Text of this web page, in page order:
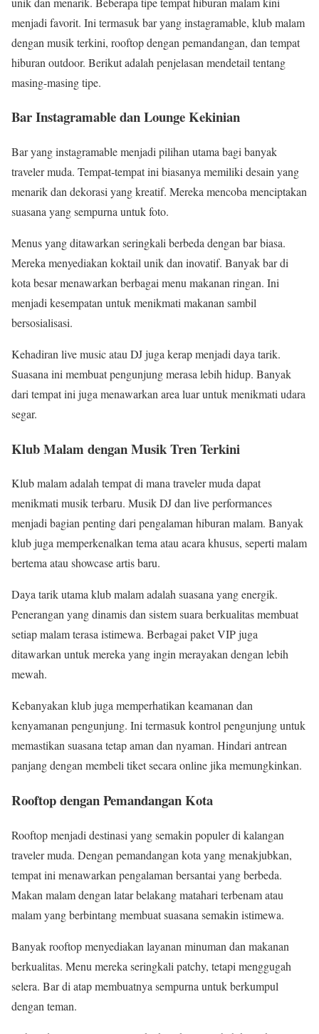
menjadi favorit. Ini termasuk bar yang instagramable, klub malam
dengan musik terkini, rooftop dengan pemandangan, dan tempat
hiburan outdoor. Berikut adalah penjelasan mendetail tentang
masing-masing tipe.
Bar Instagramable dan Lounge Kekinian
Bar yang instagramable menjadi pilihan utama bagi banyak
traveler muda. Tempat-tempat ini biasanya memiliki desain yang
menarik dan dekorasi yang kreatif. Mereka mencoba menciptakan
suasana yang sempurna untuk foto.
Menus yang ditawarkan seringkali berbeda dengan bar biasa.
Mereka menyediakan koktail unik dan inovatif. Banyak bar di
kota besar menawarkan berbagai menu makanan ringan. Ini
menjadi kesempatan untuk menikmati makanan sambil
bersosialisasi.
Kehadiran live music atau DJ juga kerap menjadi daya tarik.
Suasana ini membuat pengunjung merasa lebih hidup. Banyak
dari tempat ini juga menawarkan area luar untuk menikmati udara
segar.
Klub Malam dengan Musik Tren Terkini
Klub malam adalah tempat di mana traveler muda dapat
menikmati musik terbaru. Musik DJ dan live performances
menjadi bagian penting dari pengalaman hiburan malam. Banyak
klub juga memperkenalkan tema atau acara khusus, seperti malam
bertema atau showcase artis baru.
Daya tarik utama klub malam adalah suasana yang energik.
Penerangan yang dinamis dan sistem suara berkualitas membuat
setiap malam terasa istimewa. Berbagai paket VIP juga
ditawarkan untuk mereka yang ingin merayakan dengan lebih
mewah.
Kebanyakan klub juga memperhatikan keamanan dan
kenyamanan pengunjung. Ini termasuk kontrol pengunjung untuk
memastikan suasana tetap aman dan nyaman. Hindari antrean
panjang dengan membeli tiket secara online jika memungkinkan.
Rooftop dengan Pemandangan Kota
Rooftop menjadi destinasi yang semakin populer di kalangan
traveler muda. Dengan pemandangan kota yang menakjubkan,
tempat ini menawarkan pengalaman bersantai yang berbeda.
Makan malam dengan latar belakang matahari terbenam atau
malam yang berbintang membuat suasana semakin istimewa.
Banyak rooftop menyediakan layanan minuman dan makanan
berkualitas. Menu mereka seringkali patchy, tetapi menggugah
selera. Bar di atap membuatnya sempurna untuk berkumpul
dengan teman.